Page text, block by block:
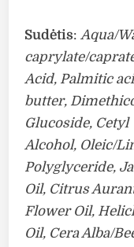
Sudėtis: Aqua/
caprylate/
Acid, Palmitic
butter,
Glucoside, Cetyl
Alcohol, Oleic/
Polyglyceride,
Oil, Citrus
Flower Oil,
Oil, Cera Alba/